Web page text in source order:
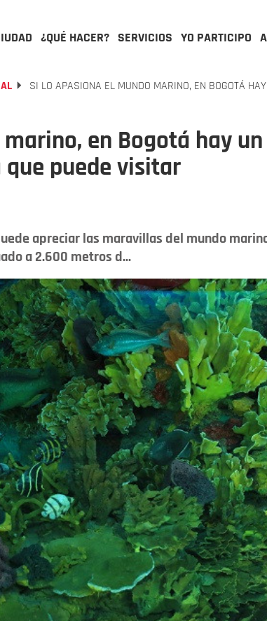
¿QUÉ HACER? SERVICIOS YO PARTICIPO
SI LO APASIONA EL MUNDO MARINO, EN BOGOTÁ
en Bogotá hay un
puede visitar
apreciar las maravillas del mundo
a 2.600 metros d...